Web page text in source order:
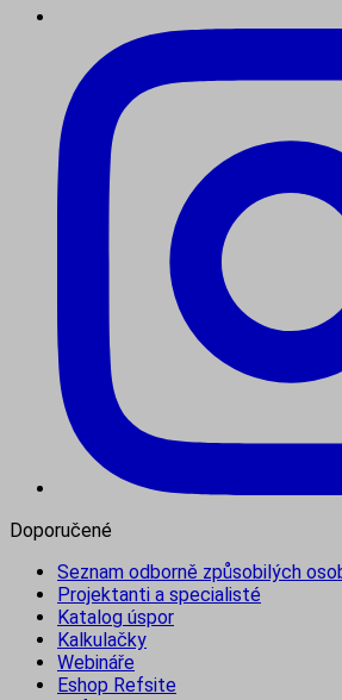
Doporučené
Seznam odborně způsobilých
Projektanti a specialisté
Katalog úspor
Kalkulačky
Webináře
Eshop Refsite